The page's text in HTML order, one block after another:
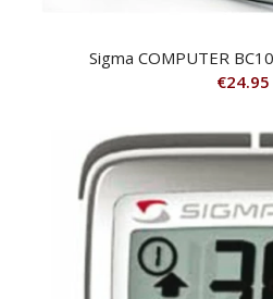
Sigma COMPUTER
€24.95